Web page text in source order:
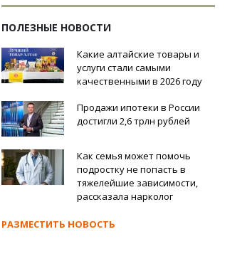
ПОЛЕЗНЫЕ НОВОСТИ
Какие алтайские товары и
услуги стали самыми
качественными в 2026 году
Продажи ипотеки в России
достигли 2,6 трлн рублей
Как семья может помочь
подростку не попасть в
тяжелейшие зависимости,
рассказала нарколог
РАЗМЕСТИТЬ НОВОСТЬ